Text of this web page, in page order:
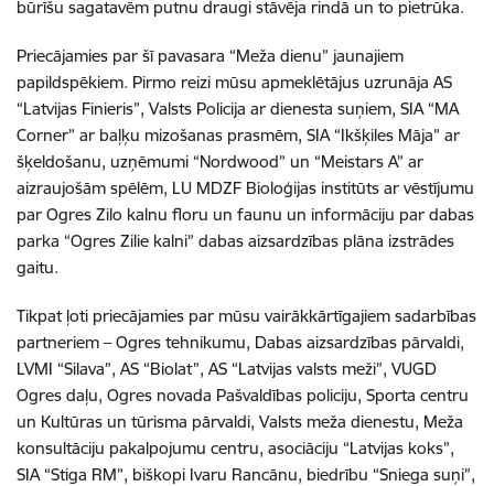
būrīšu sagatavēm putnu draugi stāvēja rindā un to pietrūka.
Priecājamies par šī pavasara “Meža dienu” jaunajiem
papildspēkiem. Pirmo reizi mūsu apmeklētājus uzrunāja AS
“Latvijas Finieris”, Valsts Policija ar dienesta suņiem, SIA “MA
Corner” ar baļķu mizošanas prasmēm, SIA “Ikšķiles Māja” ar
šķeldošanu, uzņēmumi “Nordwood” un “Meistars A” ar
aizraujošām spēlēm, LU MDZF Bioloģijas institūts ar vēstījumu
par Ogres Zilo kalnu floru un faunu un informāciju par dabas
parka “Ogres Zilie kalni” dabas aizsardzības plāna izstrādes
gaitu.
Tikpat ļoti priecājamies par mūsu vairākkārtīgajiem sadarbības
partneriem – Ogres tehnikumu, Dabas aizsardzības pārvaldi,
LVMI “Silava”, AS “Biolat”, AS “Latvijas valsts meži”, VUGD
Ogres daļu, Ogres novada Pašvaldības policiju, Sporta centru
un Kultūras un tūrisma pārvaldi, Valsts meža dienestu, Meža
konsultāciju pakalpojumu centru, asociāciju “Latvijas koks”,
SIA “Stiga RM”, biškopi Ivaru Rancānu, biedrību “Sniega suņi”,